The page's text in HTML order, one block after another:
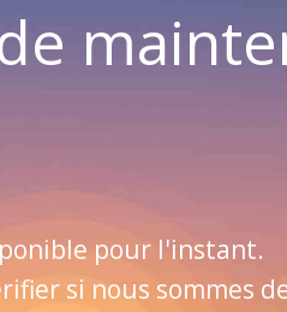
pour l'instant.
si nous sommes